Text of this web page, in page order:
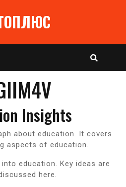
Insights
about education. It covers
aspects of education.
education. Key ideas are
here.